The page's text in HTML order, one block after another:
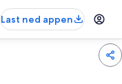
Last ned appen